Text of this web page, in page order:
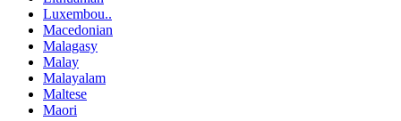
Luxembou..
Macedonian
Malagasy
Malay
Malayalam
Maltese
Maori